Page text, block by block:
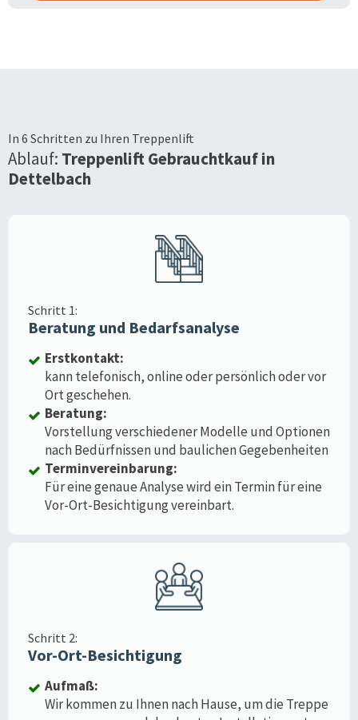
In 6 Schritten zu Ihren Treppenlift
Ablauf: Treppenlift Gebrauchtkauf in
Dettelbach
Schritt 1:
Beratung und Bedarfsanalyse
Erstkontakt:
kann telefonisch, online oder persönlich oder vor
Ort geschehen.
Beratung:
Vorstellung verschiedener Modelle und Optionen
nach Bedürfnissen und baulichen Gegebenheiten
Terminvereinbarung:
Für eine genaue Analyse wird ein Termin für eine
Vor-Ort-Besichtigung vereinbart.
Schritt 2:
Vor-Ort-Besichtigung
Aufmaß:
Wir kommen zu Ihnen nach Hause, um die Treppe